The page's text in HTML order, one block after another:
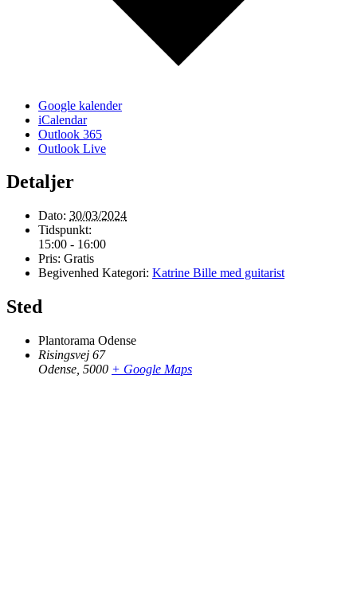
Google kalender
iCalendar
Outlook 365
Outlook Live
Detaljer
Dato: 30/03/2024
Tidspunkt:
15:00 - 16:00
Pris: Gratis
Begivenhed Kategori: Katrine Bille med guitarist
Sted
Plantorama Odense
Risingsvej 67
Odense 5000 + Google Maps